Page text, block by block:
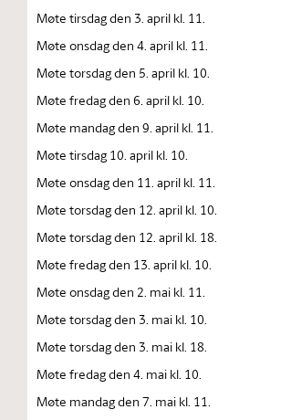
Møte tirsdag den 3. april kl. 11.
Møte onsdag den 4. april kl. 11.
Møte torsdag den 5. april kl. 10.
Møte fredag den 6. april kl. 10.
Møte mandag den 9. april kl. 11.
Møte tirsdag 10. april kl. 10.
Møte onsdag den 11. april kl. 11.
Møte torsdag den 12. april kl. 10.
Møte torsdag den 12. april kl. 18.
Møte fredag den 13. april kl. 10.
Møte onsdag den 2. mai kl. 11.
Møte torsdag den 3. mai kl. 10.
Møte torsdag den 3. mai kl. 18.
Møte fredag den 4. mai kl. 10.
Møte mandag den 7. mai kl. 11.